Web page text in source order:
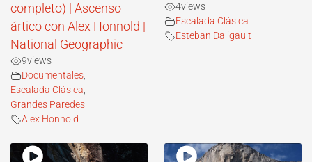
completo) | Ascenso
ártico con Alex Honnold |
National Geographic
9views
Documentales,
Escalada Clásica,
Grandes Paredes
Alex Honnold
4views
Escalada Clásica
Esteban Daligault